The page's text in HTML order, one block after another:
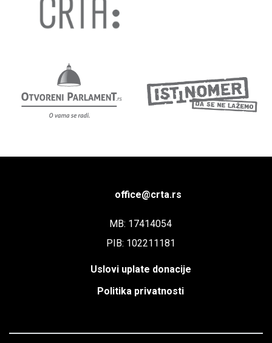
office@crta.rs
MB: 17414054
PIB: 102211181
Uslovi uplate donacije
Politika privatnosti